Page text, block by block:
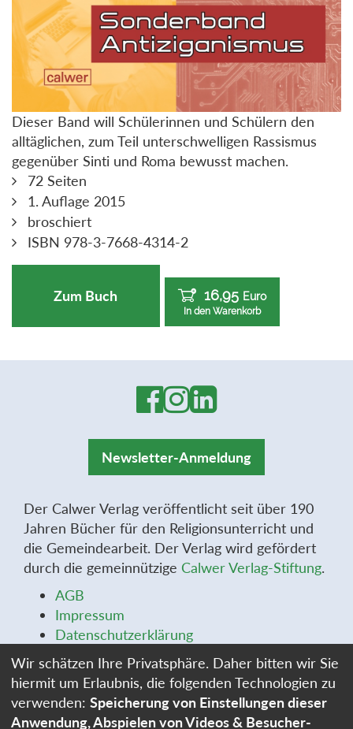
Dieser Band will Schülerinnen und Schülern den
alltäglichen, zum Teil unterschwelligen Rassismus
gegenüber Sinti und Roma bewusst machen.
72 Seiten
1. Auflage 2015
broschiert
ISBN 978-3-7668-4314-2
Zum Buch 16,95 Euro
In den Warenkorb
Newsletter-Anmeldung
Der Calwer Verlag veröffentlicht seit über 190
Jahren Bücher für den Religionsunterricht und
die Gemeindearbeit. Der Verlag wird gefördert
durch die gemeinnützige Calwer Verlag-Stiftung.
AGB
Impressum
Datenschutzerklärung
Widerrufsbelehrung
Widerrufsformular
Stellenangebote
Cookie-Einstellungen
Wir schätzen Ihre Privatsphäre. Daher bitten wir Sie
hiermit um Erlaubnis, die folgenden Technologien zu
verwenden: Speicherung von Einstellungen dieser
Anwendung, Abspielen von Videos & Besucher-